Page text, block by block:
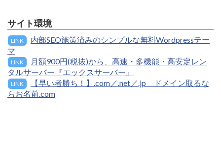
サイト環境
LINK
内部SEO施策済みのシンプルな無料Wordpressテー
マ
LINK
月額900円(税抜)から、高速・多機能・高安定レン
タルサーバー『エックスサーバー』
LINK
【早い者勝ち！】.com／.net／.jp ドメイン取るな
らお名前.com